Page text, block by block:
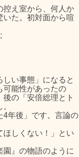
控え室から、何人か
いた。初対面から喧
しい事態」になると
可能性があったの
の「安倍総理とト
4年後」です。言論の
ほしくない！」とい
園』の物語のように